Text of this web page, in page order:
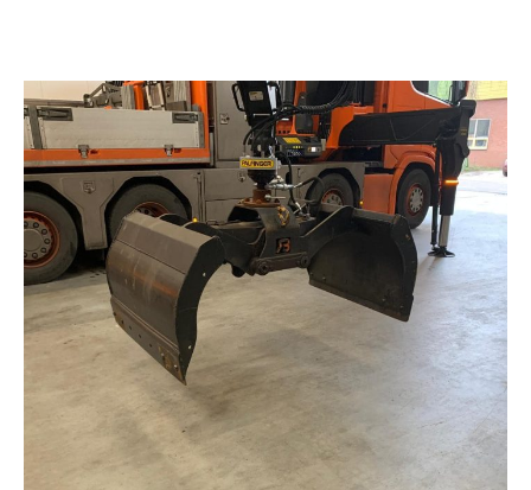
Lees verder